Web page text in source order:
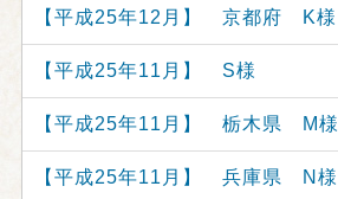
【平成25年12月】 京都府 K様
【平成25年11月】 S様
【平成25年11月】 栃木県 M様
【平成25年11月】 兵庫県 N様